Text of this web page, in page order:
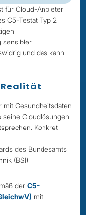
für Cloud-Anbieter
C5-Testat Typ 2
sensibler
und das kann
mit Gesundheitsdaten
seine Cloudlösungen
Konkret
des Bundesamts
(BSI)
der C5-
mit